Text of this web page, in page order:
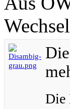
Die